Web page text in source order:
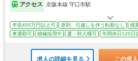
アクセス 京阪本線 守口市駅
年収450万円以上可 原則、引越しを伴う転勤なし 残
車通勤可
積極採用中 夏～秋入職可 年間休日120日
求人の詳細を見る この求